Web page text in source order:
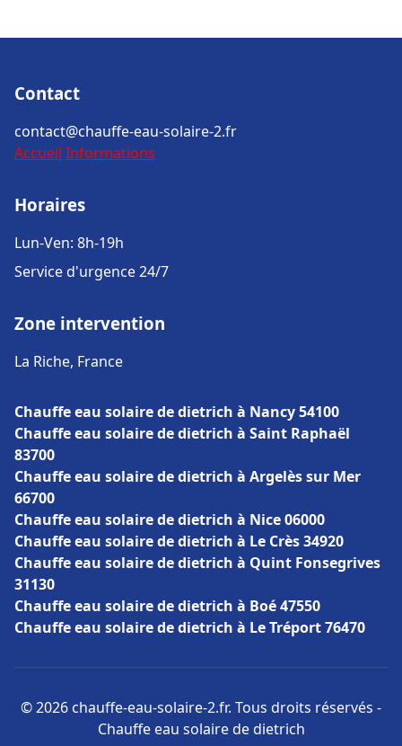
Contact
contact@chauffe-eau-solaire-2.fr
Accueil Informations
Horaires
Lun-Ven: 8h-19h
Service d'urgence 24/7
Zone intervention
La Riche, France
Chauffe eau solaire de dietrich à Nancy 54100
Chauffe eau solaire de dietrich à Saint Raphaël
83700
Chauffe eau solaire de dietrich à Argelès sur Mer
66700
Chauffe eau solaire de dietrich à Nice 06000
Chauffe eau solaire de dietrich à Le Crès 34920
Chauffe eau solaire de dietrich à Quint Fonsegrives
31130
Chauffe eau solaire de dietrich à Boé 47550
Chauffe eau solaire de dietrich à Le Tréport 76470
© 2026 chauffe-eau-solaire-2.fr. Tous droits réservés -
Chauffe eau solaire de dietrich